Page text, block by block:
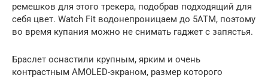
ремешков для этого трекера, подобрав подходящий для
себя цвет. Watch Fit водонепроницаем до 5АТМ, поэтому
во время купания можно не снимать гаджет с запястья.
Браслет оснастили крупным, ярким и очень
контрастным AMOLED-экраном, размер которого